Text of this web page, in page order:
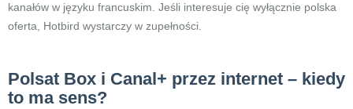
kanałów w języku francuskim. Jeśli interesuje cię wyłącznie polska
oferta, Hotbird wystarczy w zupełności.
Polsat Box i Canal+ przez internet – kiedy
to ma sens?